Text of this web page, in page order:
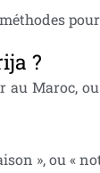
?
Maroc,
», ou «